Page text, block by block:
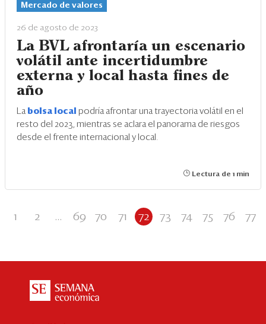
Mercado de valores
26 de agosto de 2023
La BVL afrontaría un escenario
volátil ante incertidumbre
externa y local hasta fines de
año
La bolsa local podría afrontar una trayectoria volátil en el
resto del 2023, mientras se aclara el panorama de riesgos
desde el frente internacional y local.
Lectura de 1 min
1 2 ... 69 70 71 72 73 74 75 76 77